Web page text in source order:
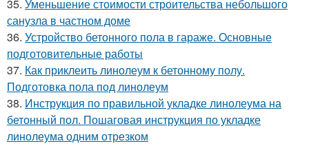
35. Уменьшение стоимости строительства небольшого
санузла в частном доме
36. Устройство бетонного пола в гараже. Основные
подготовительные работы
37. Как приклеить линолеум к бетонному полу.
Подготовка пола под линолеум
38. Инструкция по правильной укладке линолеума на
бетонный пол. Пошаговая инструкция по укладке
линолеума одним отрезком